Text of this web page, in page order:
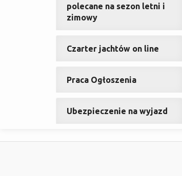
polecane na sezon letni i
zimowy
Czarter jachtów on line
Praca Ogłoszenia
Ubezpieczenie na wyjazd